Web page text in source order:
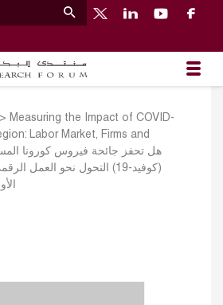
> Measuring the Impact of COVID-
Labor Market, Firms and
هل تحفز جائحة فيروس كورونا
(كوفيد-19) التحول نحو